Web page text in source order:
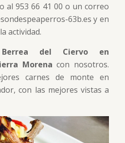
al 953 66 41 00 o un correo
63b.es y en
actividad.
Berrea del Ciervo en
Morena con nosotros.
carnes de monte en
con las mejores vistas a